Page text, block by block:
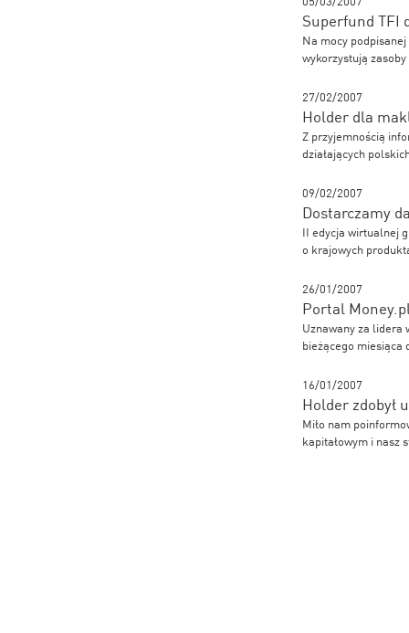
Superfund TFI
Na mocy
wykorzystują
27/02/2007
Holder dla
Z przyjemnością
działających
09/02/2007
Dostarczamy
II edycja wirtualnej
o krajowych
26/01/2007
Portal
Uznawany za lidera
bieżącego miesiąca
16/01/2007
Holder zdobył
Miło nam
kapitałowym i nasz